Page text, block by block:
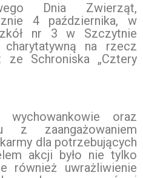
Dnia Zwierząt,
4 października, w
nr 3 w Szczytnie
na rzecz
ze Schroniska „Cztery
oraz
z zaangażowaniem
dla potrzebujących
akcji było nie tylko
również uwrażliwienie